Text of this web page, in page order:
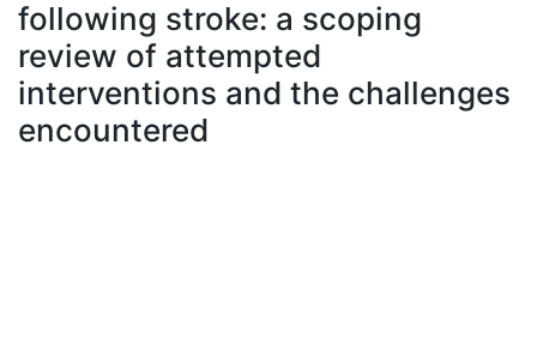
following stroke: a scoping
review of attempted
interventions and the challenges
encountered